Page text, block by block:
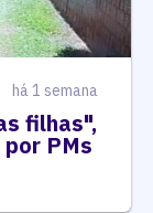
há 1 semana
filhas",
PMs